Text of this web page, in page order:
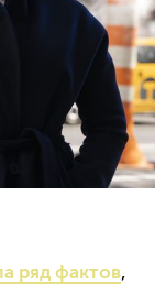
ряд фактов,